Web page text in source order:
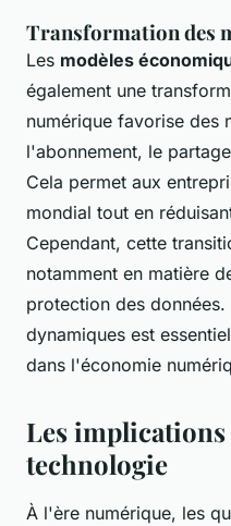
Transformation des
Les modèles
également une
numérique favorise des
l'abonnement, le
Cela permet aux
mondial tout en
Cependant, cette
notamment en matière
protection des
dynamiques est
dans l'économie
Les implications
technologie
À l'ère numérique, les